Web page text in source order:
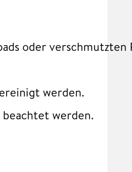
oder verschmutzten
werden.
beachtet werden.